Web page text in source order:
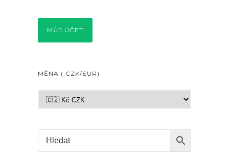
MŮJ ÚČET
MĚNA ( CZK/EUR)